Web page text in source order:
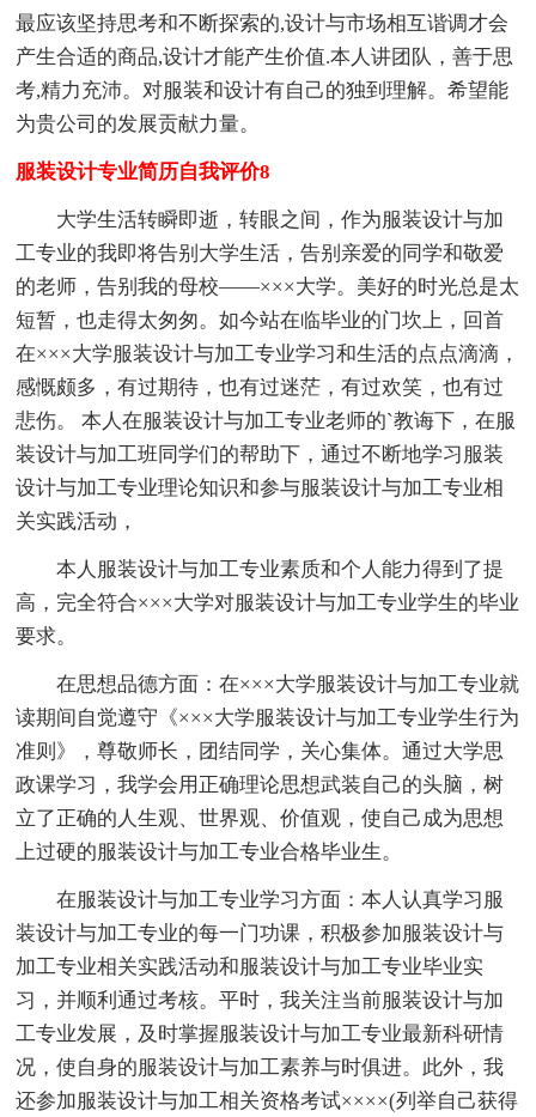
最应该坚持思考和不断探索的,设计与市场相互谐调才会
产生合适的商品,设计才能产生价值.本人讲团队，善于思
考,精力充沛。对服装和设计有自己的独到理解。希望能
为贵公司的发展贡献力量。
服装设计专业简历自我评价8
大学生活转瞬即逝，转眼之间，作为服装设计与加
工专业的我即将告别大学生活，告别亲爱的同学和敬爱
的老师，告别我的母校——×××大学。美好的时光总是太
短暂，也走得太匆匆。如今站在临毕业的门坎上，回首
在×××大学服装设计与加工专业学习和生活的点点滴滴，
感慨颇多，有过期待，也有过迷茫，有过欢笑，也有过
悲伤。 本人在服装设计与加工专业老师的`教诲下，在服
装设计与加工班同学们的帮助下，通过不断地学习服装
设计与加工专业理论知识和参与服装设计与加工专业相
关实践活动，
本人服装设计与加工专业素质和个人能力得到了提
高，完全符合×××大学对服装设计与加工专业学生的毕业
要求。
在思想品德方面：在×××大学服装设计与加工专业就
读期间自觉遵守《×××大学服装设计与加工专业学生行为
准则》，尊敬师长，团结同学，关心集体。通过大学思
政课学习，我学会用正确理论思想武装自己的头脑，树
立了正确的人生观、世界观、价值观，使自己成为思想
上过硬的服装设计与加工专业合格毕业生。
在服装设计与加工专业学习方面：本人认真学习服
装设计与加工专业的每一门功课，积极参加服装设计与
加工专业相关实践活动和服装设计与加工专业毕业实
习，并顺利通过考核。平时，我关注当前服装设计与加
工专业发展，及时掌握服装设计与加工专业最新科研情
况，使自身的服装设计与加工素养与时俱进。此外，我
还参加服装设计与加工相关资格考试××××(列举自己获得